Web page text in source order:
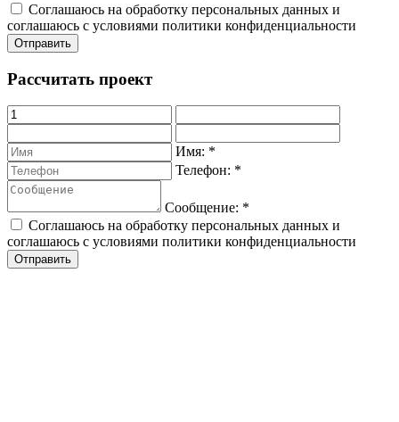
Соглашаюсь на обработку персональных данных и
соглашаюсь с условиями политики конфиденциальности
Рассчитать проект
Имя: *
Телефон: *
Сообщение: *
Соглашаюсь на обработку персональных данных и
соглашаюсь с условиями политики конфиденциальности